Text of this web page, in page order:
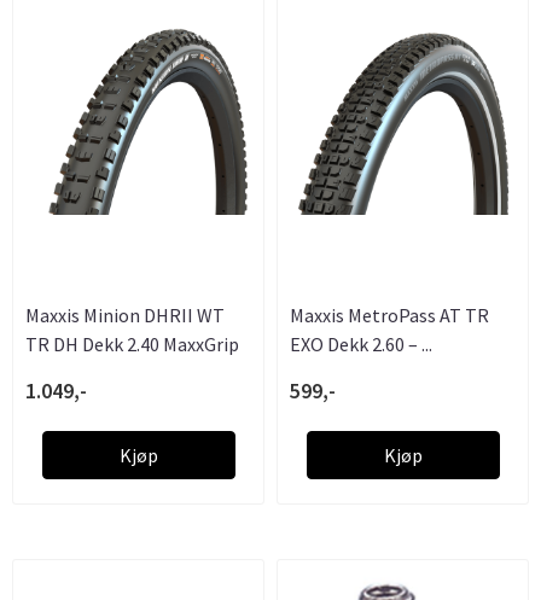
Maxxis Minion DHRII WT
TR DH Dekk 2.40 MaxxGrip
1.049,-
Kjøp
Maxxis MetroPass AT TR
EXO Dekk 2.60 – ...
599,-
Kjøp